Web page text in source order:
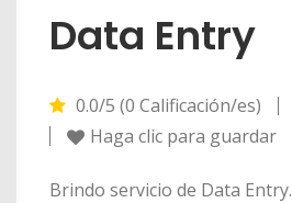
Data Entry
0.0/5 (0 Calificación/es)
Haga clic para guardar
Brindo servicio de Data Entry.